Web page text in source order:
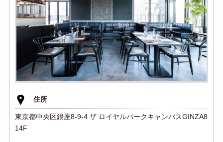
住所
東京都中央区銀座8-9-4 ザ ロイヤルパークキャンバスGINZA8
14F